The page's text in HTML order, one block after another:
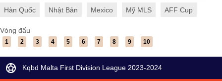
Hàn Quốc Nhật Bản Mexico Mỹ MLS AFF Cup
Vòng đấu
1 2 3 4 5 6 7 8 9 10
Kqbd Malta First Division League 2023-2024